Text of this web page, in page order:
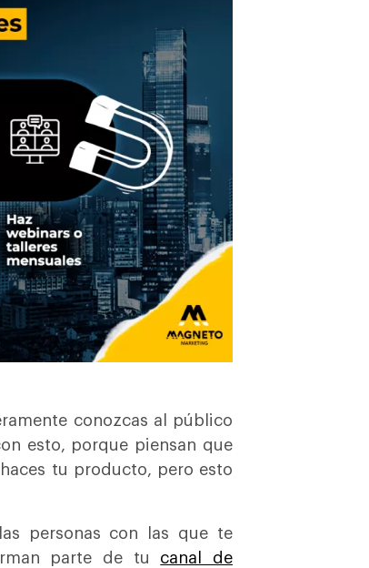
conozcas al público
esto, porque piensan que
tu producto, pero esto
personas con las que te
parte de tu canal de